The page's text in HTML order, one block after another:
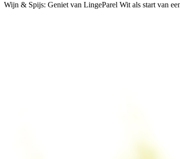
Wijn & Spijs: Geniet van LingeParel Wit als start van